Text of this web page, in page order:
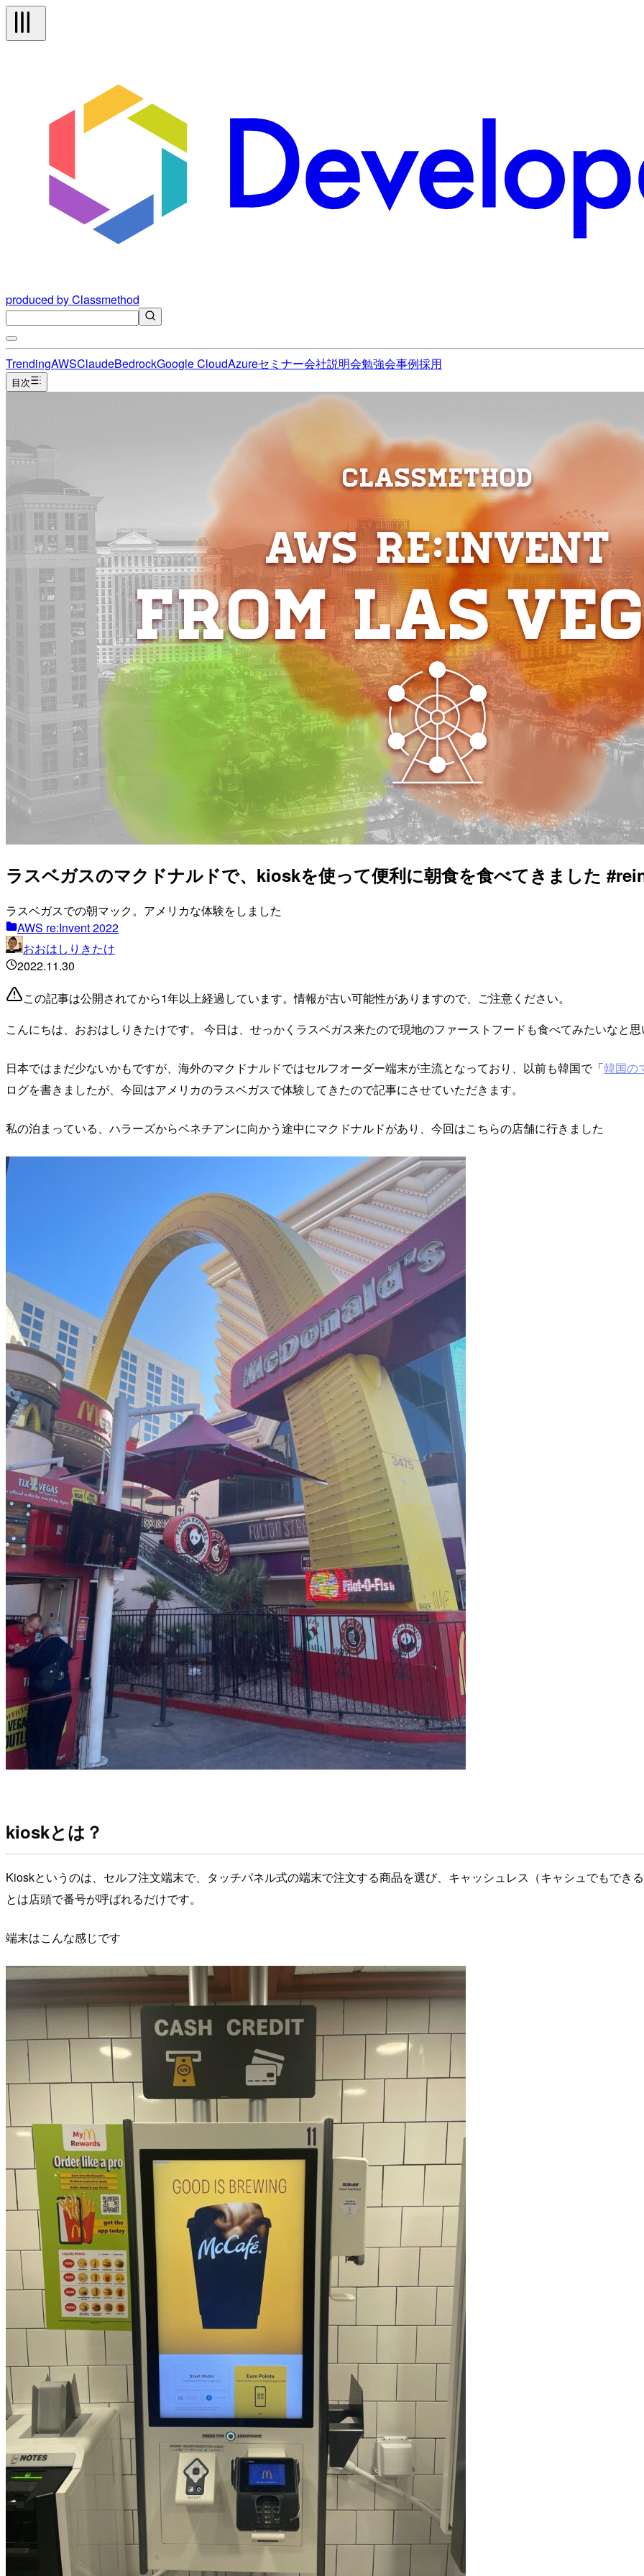
produced by Classmethod
TrendingAWSClaudeBedrockGoogle CloudAzureセミナー会社説明会勉強会事例採用
目次
ラスベガスのマクドナルドで、kioskを使って便利に朝食を食べてきました
ラスベガスでの朝マック。アメリカな体験をしました
AWS re:Invent 2022
おおはしりきたけ
2022.11.30
この記事は公開されてから1年以上経過しています。情報が古い可能性がありますので、ご注意ください。
こんにちは、おおはしりきたけです。 今日は、せっかくラスベガス来たので現地のファーストフードも食べてみたいなと
日本ではまだ少ないかもですが、海外のマクドナルドではセルフオーダー端末が主流となっており、以前も韓国で「韓国の
ログを書きましたが、今回はアメリカのラスベガスで体験してきたので記事にさせていただきます。
私の泊まっている、ハラーズからベネチアンに向かう途中にマクドナルドがあり、今回はこちらの店舗に行きました
kioskとは？
Kioskというのは、セルフ注文端末で、タッチパネル式の端末で注文する商品を選び、キャッシュレス（キャシュでもでき
とは店頭で番号が呼ばれるだけです。
端末はこんな感じです